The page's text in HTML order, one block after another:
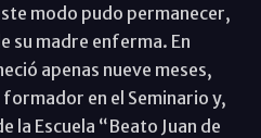
modo pudo permanecer,
su madre enferma. En
apenas nueve meses,
en el Seminario y,
la Escuela “Beato Juan de